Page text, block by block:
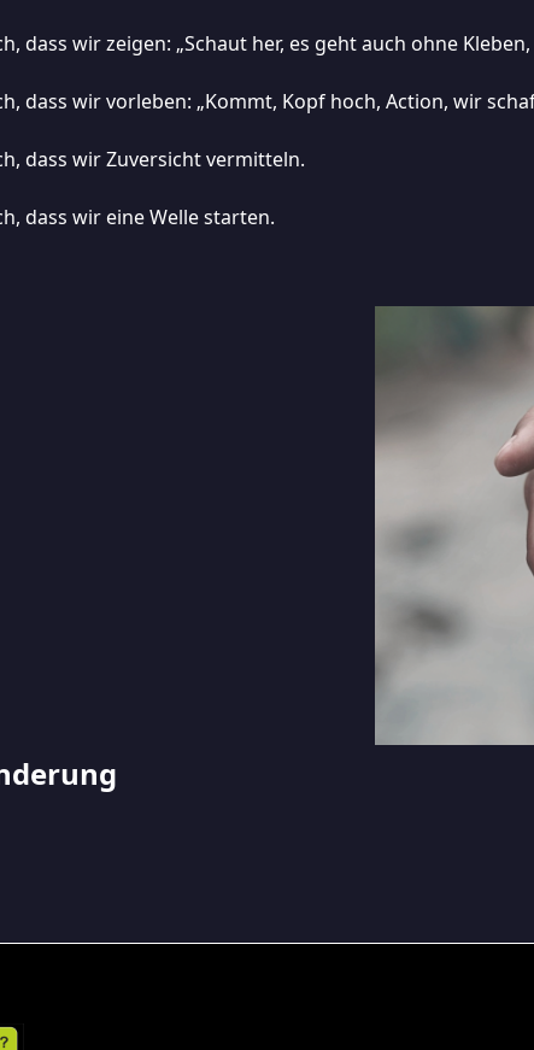
dass wir zeigen: „Schaut her, es geht auch ohne
dass wir vorleben: „Kommt, Kopf hoch, Action, wir
dass wir Zuversicht vermitteln.
dass wir eine Welle starten.